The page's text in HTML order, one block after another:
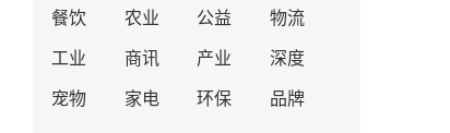
餐饮 农业 公益 物流
工业 商讯 产业 深度
宠物 家电 环保 品牌